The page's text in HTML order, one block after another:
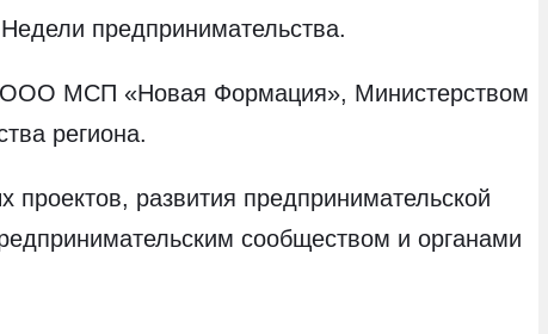
предпринимательства.
ООО МСП «Новая Формация», Министерством
региона.
проектов, развития предпринимательской
сообществом и органами